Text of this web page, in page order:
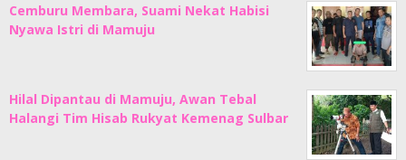
Cemburu Membara, Suami Nekat Habisi
Nyawa Istri di Mamuju
Hilal Dipantau di Mamuju, Awan Tebal
Halangi Tim Hisab Rukyat Kemenag Sulbar